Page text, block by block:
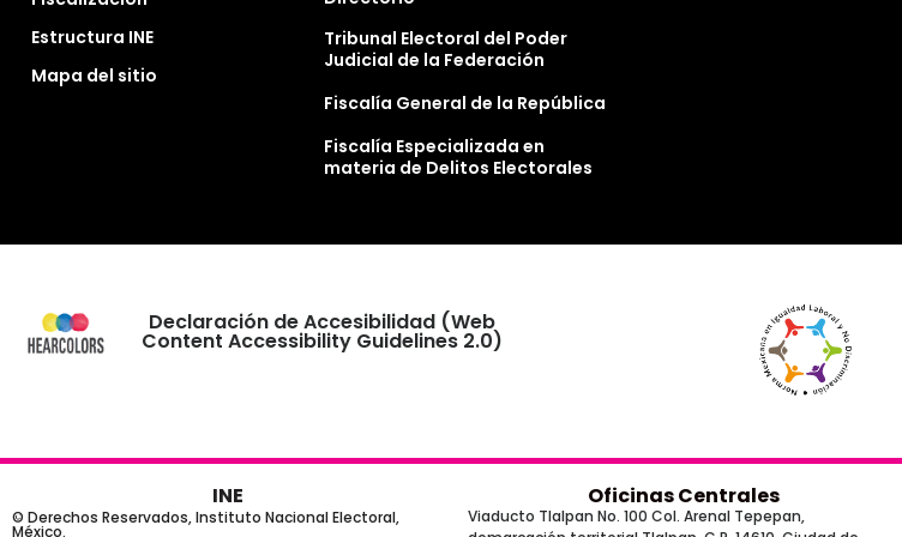
Estructura INE
Mapa del sitio
Tribunal Electoral del Poder
Judicial de la Federación
Fiscalía General de la República
Fiscalía Especializada en
materia de Delitos Electorales
Declaración de Accesibilidad (Web
Content Accessibility Guidelines 2.0)
INE
© Derechos Reservados, Instituto Nacional Electoral,
México.
Oficinas Centrales
Viaducto Tlalpan No. 100 Col. Arenal Tepepan,